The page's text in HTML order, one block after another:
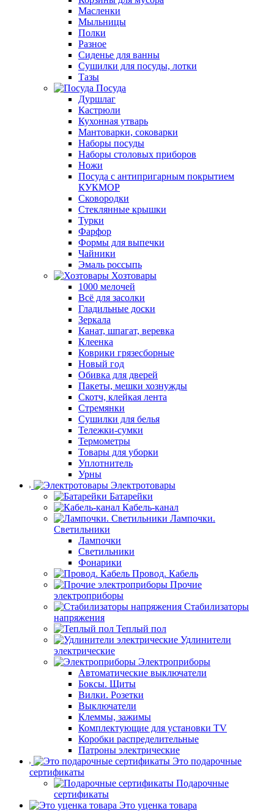
Масленки
Мыльницы
Полки
Разное
Сиденье для ванны
Сушилки для посуды, лотки
Тазы
Посуда
Дуршлаг
Кастрюли
Кухонная утварь
Мантоварки, соковарки
Наборы посуды
Наборы столовых приборов
Ножи
Посуда с антипригарным покрытием
КУКМОР
Сковородки
Стеклянные крышки
Турки
Фарфор
Формы для выпечки
Чайники
Эмаль россыпь
Хозтовары
1000 мелочей
Всё для засолки
Гладильные доски
Зеркала
Канат, шпагат, веревка
Клеенка
Коврики грязесборные
Новый год
Обивка для дверей
Пакеты, мешки хознужды
Скотч, клейкая лента
Стремянки
Сушилки для белья
Тележки-сумки
Термометры
Товары для уборки
Уплотнитель
Урны
Электротовары
Батарейки
Кабель-канал
Лампочки.
Светильники
Лампочки
Светильники
Фонарики
Провод. Кабель
Прочие
электроприборы
Стабилизаторы
напряжения
Теплый пол
Удлинители
электрические
Электроприборы
Автоматические выключатели
Боксы. Щиты
Вилки. Розетки
Выключатели
Клеммы, зажимы
Комплектующие для установки TV
Коробки распределительные
Патроны электрические
Это подарочные
сертификаты
Подарочные
сертификаты
Это уценка товара